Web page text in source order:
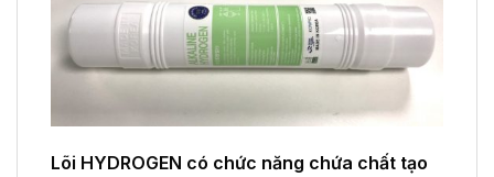
Lõi HYDROGEN có chức năng chứa chất tạo